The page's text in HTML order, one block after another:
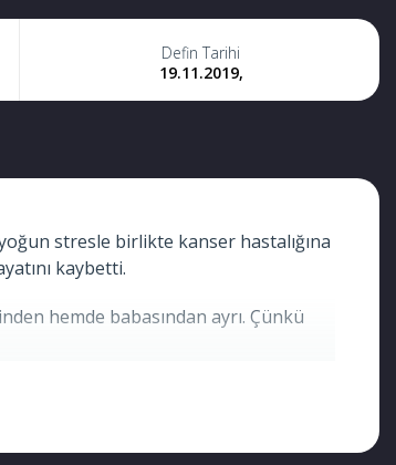
Defin Tarihi
19.11.2019,
stresle birlikte kanser hastalığına
kaybetti.
hemde babasından ayrı. Çünkü
korkusu neticesinde 2017 yılında